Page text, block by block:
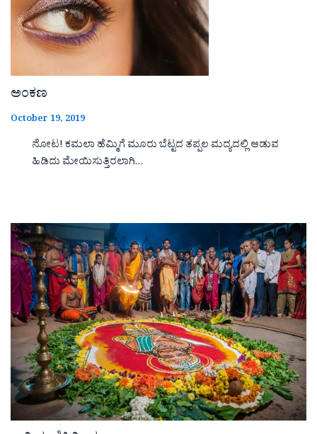
ಅಂಕಣ
October 19, 2019
ನೋಟ! ಕಮಲಾ ಹೆಮ್ಮಿಗೆ ಮೂರು ಬೆಟ್ಟದ ತಪ್ಪಲ ಮದ್ಯದಲ್ಲಿ ಆಡುವ
ಹಿಡಿದು ಮೇಯಿಸುತ್ತಿರಲಾಗಿ…